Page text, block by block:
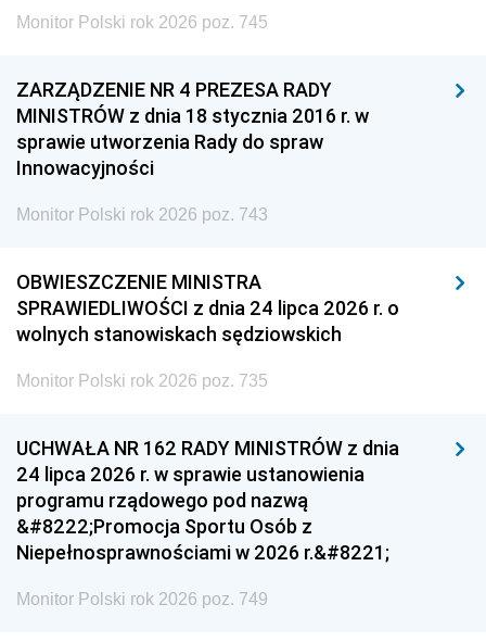
Monitor Polski rok 2026 poz. 745
ZARZĄDZENIE NR 4 PREZESA RADY
MINISTRÓW z dnia 18 stycznia 2016 r. w
sprawie utworzenia Rady do spraw
Innowacyjności
Monitor Polski rok 2026 poz. 743
OBWIESZCZENIE MINISTRA
SPRAWIEDLIWOŚCI z dnia 24 lipca 2026 r. o
wolnych stanowiskach sędziowskich
Monitor Polski rok 2026 poz. 735
UCHWAŁA NR 162 RADY MINISTRÓW z dnia
24 lipca 2026 r. w sprawie ustanowienia
programu rządowego pod nazwą
&#8222;Promocja Sportu Osób z
Niepełnosprawnościami w 2026 r.&#8221;
Monitor Polski rok 2026 poz. 749